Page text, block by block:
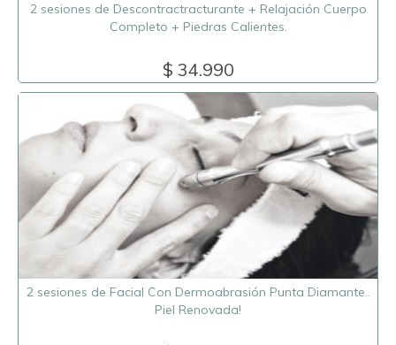
2 sesiones de Descontractracturante + Relajación Cuerpo
Completo + Piedras Calientes.
$ 34.990
2 sesiones de Facial Con Dermoabrasión Punta Diamante..
Piel Renovada!